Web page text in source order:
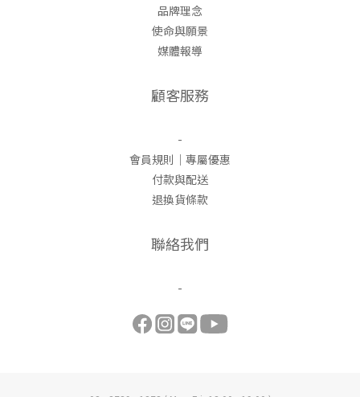
品牌理念
使命與願景
媒體報導
顧客服務
-
會員規則｜專屬優惠
付款與配送
退換貨條款
聯絡我們
-